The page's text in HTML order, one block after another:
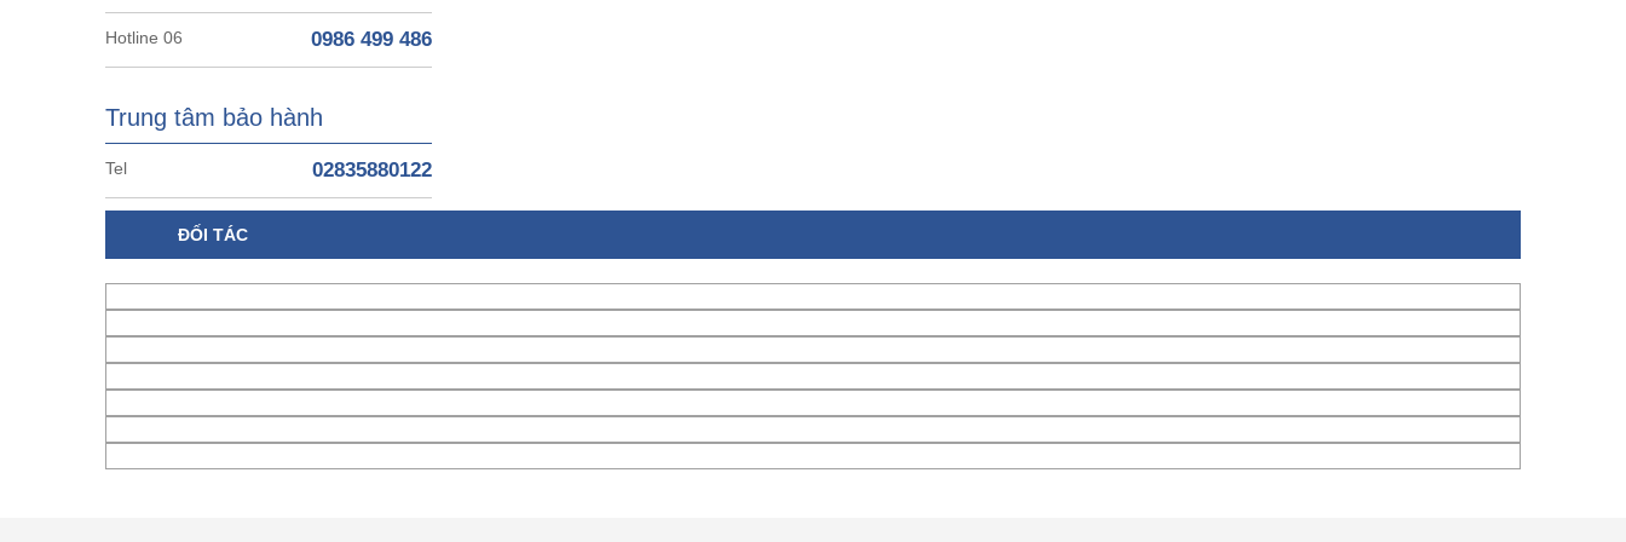
Hotline 06 0986 499 486
Trung tâm bảo hành
Tel 02835880122
ĐỐI TÁC